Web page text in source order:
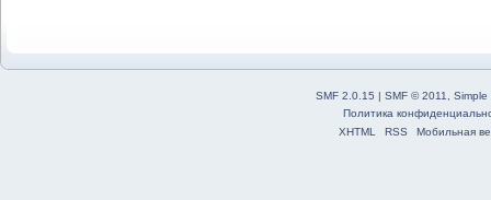
SMF 2.0.15 | SMF © 2011, Simple
Политика
XHTML
RSS Мобильная